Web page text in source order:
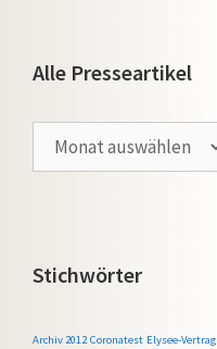
Alle Presseartikel
Presseartikel
Stichwörter
Archiv 2012 Coronatest Elysee-Vertrag